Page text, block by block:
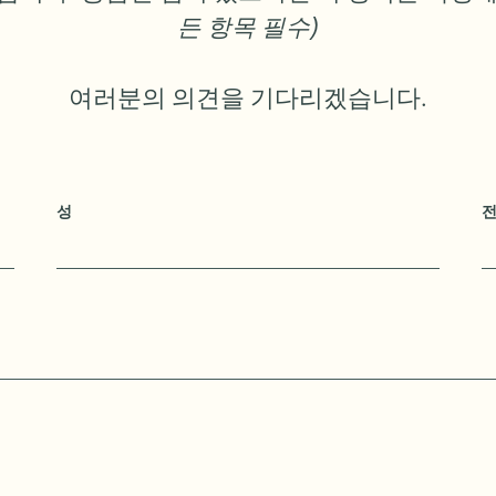
든 항목 필수)
여러분의 의견을 기다리겠습니다.
성